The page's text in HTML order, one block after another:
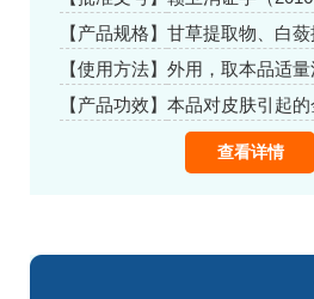
【产品规格】 甘草提取物、白
【使用方法】 外用，取本品适量
【产品功效】
查看详情